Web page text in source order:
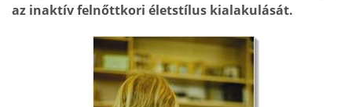
az inaktív felnőttkori életstílus kialakulását.